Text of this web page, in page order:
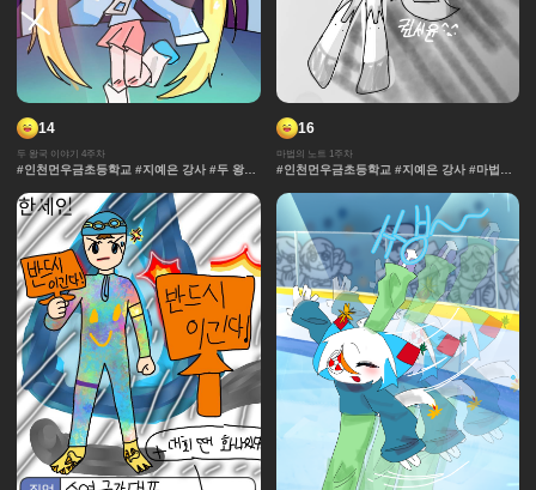
14
두 왕국 이야기 4주차
#인천먼우금초등학교 #지예은 강사 #두 왕국
물 #보석 #채색기법 #왕국
16
마법의 노트 1주차
#인천먼우금초등학교 #지예은 강사 #마법의
콘티 #날씨 #캐릭터 #아이돌 #액션 #컷만화
#개성 #창작 디자인 #마법 #노트 #채색기법
#댄스 #연출 #무대